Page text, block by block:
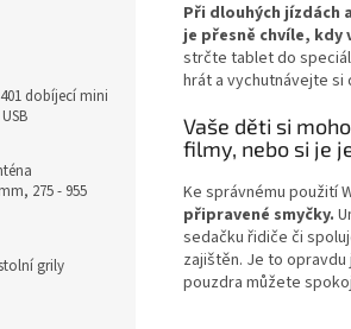
dobíjecí mini
275 - 955
grily
Při dlouhých jízdách
je přesně chvíle, kdy
strčte tablet do
hrát a vychutnávejte si
Vaše děti si
filmy, nebo si je
Ke správnému použití
připravené smyčky.
sedačku řidiče či
zajištěn. Je to
pouzdra můžete